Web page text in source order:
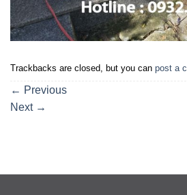
Trackbacks are closed, but you can post a
← Previous
Next →